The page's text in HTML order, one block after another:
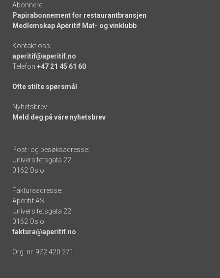
Abonnere:
Papirabonnement for restaurantbransjen
Medlemskap Apéritif Mat- og vinklubb
Kontakt oss:
aperitif@aperitif.no
Telefon +47 21 45 61 60
Ofte stilte spørsmål
Nyhetsbrev:
Meld deg på våre nyhetsbrev
Post- og besøksadresse:
Universitetsgata 22
0162 Oslo
Fakturaadresse:
Apéritif AS
Universitetsgata 22
0162 Oslo
faktura@aperitif.no
Org. nr. 972 420 271